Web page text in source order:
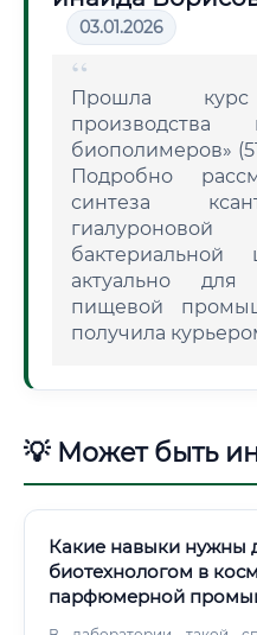
03.01.2026
Прошла курс
производства
биополимеров»
Подробно
синтеза
актуально
пищевой
получила
💡 Может быть
Какие навыки нужны
биотехнологом в
парфюмерной